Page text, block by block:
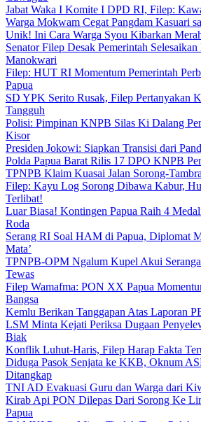
Jabat Waka I Komite I DPD RI, Filep:
Warga Mokwam Cegat Pangdam Kasuari
Unik! Ini Cara Warga Syou Kibarkan
Senator Filep Desak Pemerintah
Manokwari
Filep: HUT RI Momentum Pemerintah
Papua
SD YPK Serito Rusak, Filep Pertanyakan
Tangguh
Polisi: Pimpinan KNPB Silas Ki Dalang
Kisor
Presiden Jokowi: Siapkan Transisi dari
Polda Papua Barat Rilis 17 DPO KNPB
TPNPB Klaim Kuasai Jalan Sorong-
Filep: Kayu Log Sorong Dibawa Kabur,
Terlibat!
Luar Biasa! Kontingen Papua Raih 4
Roda
Serang RI Soal HAM di Papua, Diplomat
Mata’
TPNPB-OPM Ngalum Kupel Akui
Tewas
Filep Wamafma: PON XX Papua
Bangsa
Kemlu Berikan Tanggapan Atas Laporan
LSM Minta Kejati Periksa Dugaan
Biak
Konflik Luhut-Haris, Filep Harap Fakta
Diduga Pasok Senjata ke KKB, Oknum
Ditangkap
TNI AD Evakuasi Guru dan Warga dari
Kirab Api PON Dilepas Dari Sorong Ke
Papua